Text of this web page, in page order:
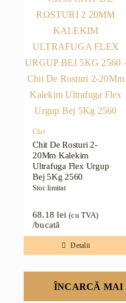
Chit
Chit De Rosturi 2-
20Mm Kalekim
Ultrafuga Flex Urgup
Bej 5Kg 2560
Stoc limitat
68.18lei (cu TVA)
/bucată
Detalii
ÎNCARCĂ MAI